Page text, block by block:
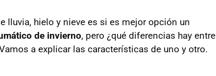
lluvia, hielo y nieve es si es mejor opción un
de invierno, pero ¿qué diferencias hay entre
a explicar las características de uno y otro.